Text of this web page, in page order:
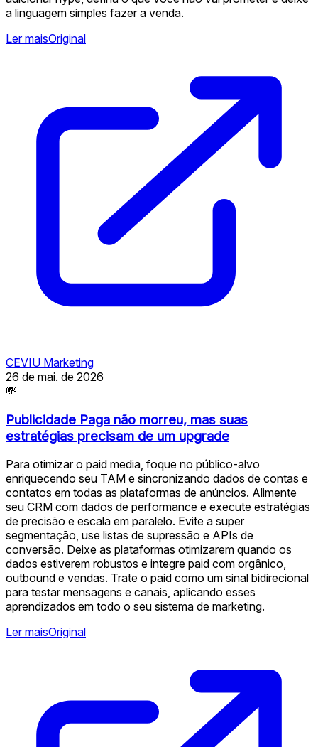
a linguagem simples fazer a venda.
Ler maisOriginal
CEVIU Marketing
26 de mai. de 2026
💸
Publicidade Paga não morreu, mas suas
estratégias precisam de um upgrade
Para otimizar o paid media, foque no público-alvo
enriquecendo seu TAM e sincronizando dados de contas e
contatos em todas as plataformas de anúncios. Alimente
seu CRM com dados de performance e execute estratégias
de precisão e escala em paralelo. Evite a super
segmentação, use listas de supressão e APIs de
conversão. Deixe as plataformas otimizarem quando os
dados estiverem robustos e integre paid com orgânico,
outbound e vendas. Trate o paid como um sinal bidirecional
para testar mensagens e canais, aplicando esses
aprendizados em todo o seu sistema de marketing.
Ler maisOriginal